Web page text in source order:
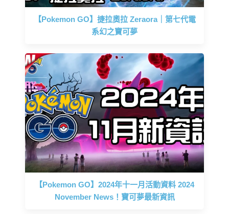
【Pokemon GO】捷拉奧拉 Zeraora｜第七代電
系幻之寶可夢
【Pokemon GO】2024年十一月活動資料 2024
November News！寶可夢最新資訊